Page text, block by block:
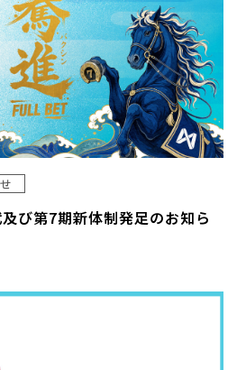
び第7期新体制発足のお知ら